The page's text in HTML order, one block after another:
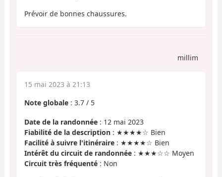
Prévoir de bonnes chaussures.
millim
15 mai 2023 à 21:13
Note globale : 3.7 / 5
Date de la randonnée : 12 mai 2023
Fiabilité de la description : ★★★★☆ Bien
Facilité à suivre l'itinéraire : ★★★★☆ Bien
Intérêt du circuit de randonnée : ★★★☆☆ Moyen
Circuit très fréquenté : Non